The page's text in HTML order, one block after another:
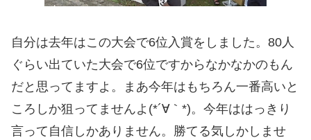
自分は去年はこの大会で6位入賞をしました。80人
ぐらい出ていた大会で6位ですからなかなかのもん
だと思ってますよ。まあ今年はもちろん一番高いと
ころしか狙ってませんよ(*´∀｀*)。今年ははっきり
言って自信しかありません。勝てる気しかしませ